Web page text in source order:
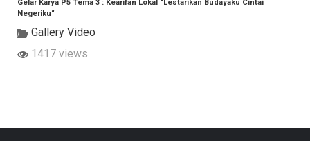
Gelar Karya P5 Tema 3 : Kearifan Lokal “Lestarikan Budayaku Cintai
Negeriku“
Gallery Video
1417 views